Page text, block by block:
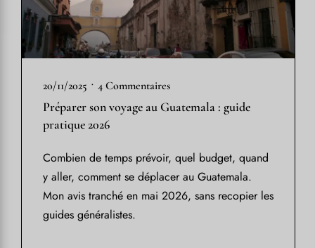
20/11/2025 • 4 Commentaires
Préparer son voyage au Guatemala : guide
pratique 2026
Combien de temps prévoir, quel budget, quand
y aller, comment se déplacer au Guatemala.
Mon avis tranché en mai 2026, sans recopier les
guides généralistes.